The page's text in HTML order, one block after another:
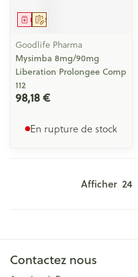
Sur prescription
Médicament
Goodlife Pharma
Mysimba 8mg/90mg
Liberation Prolongee Comp
112
98,18 €
En rupture de stock
Afficher
Contactez nous